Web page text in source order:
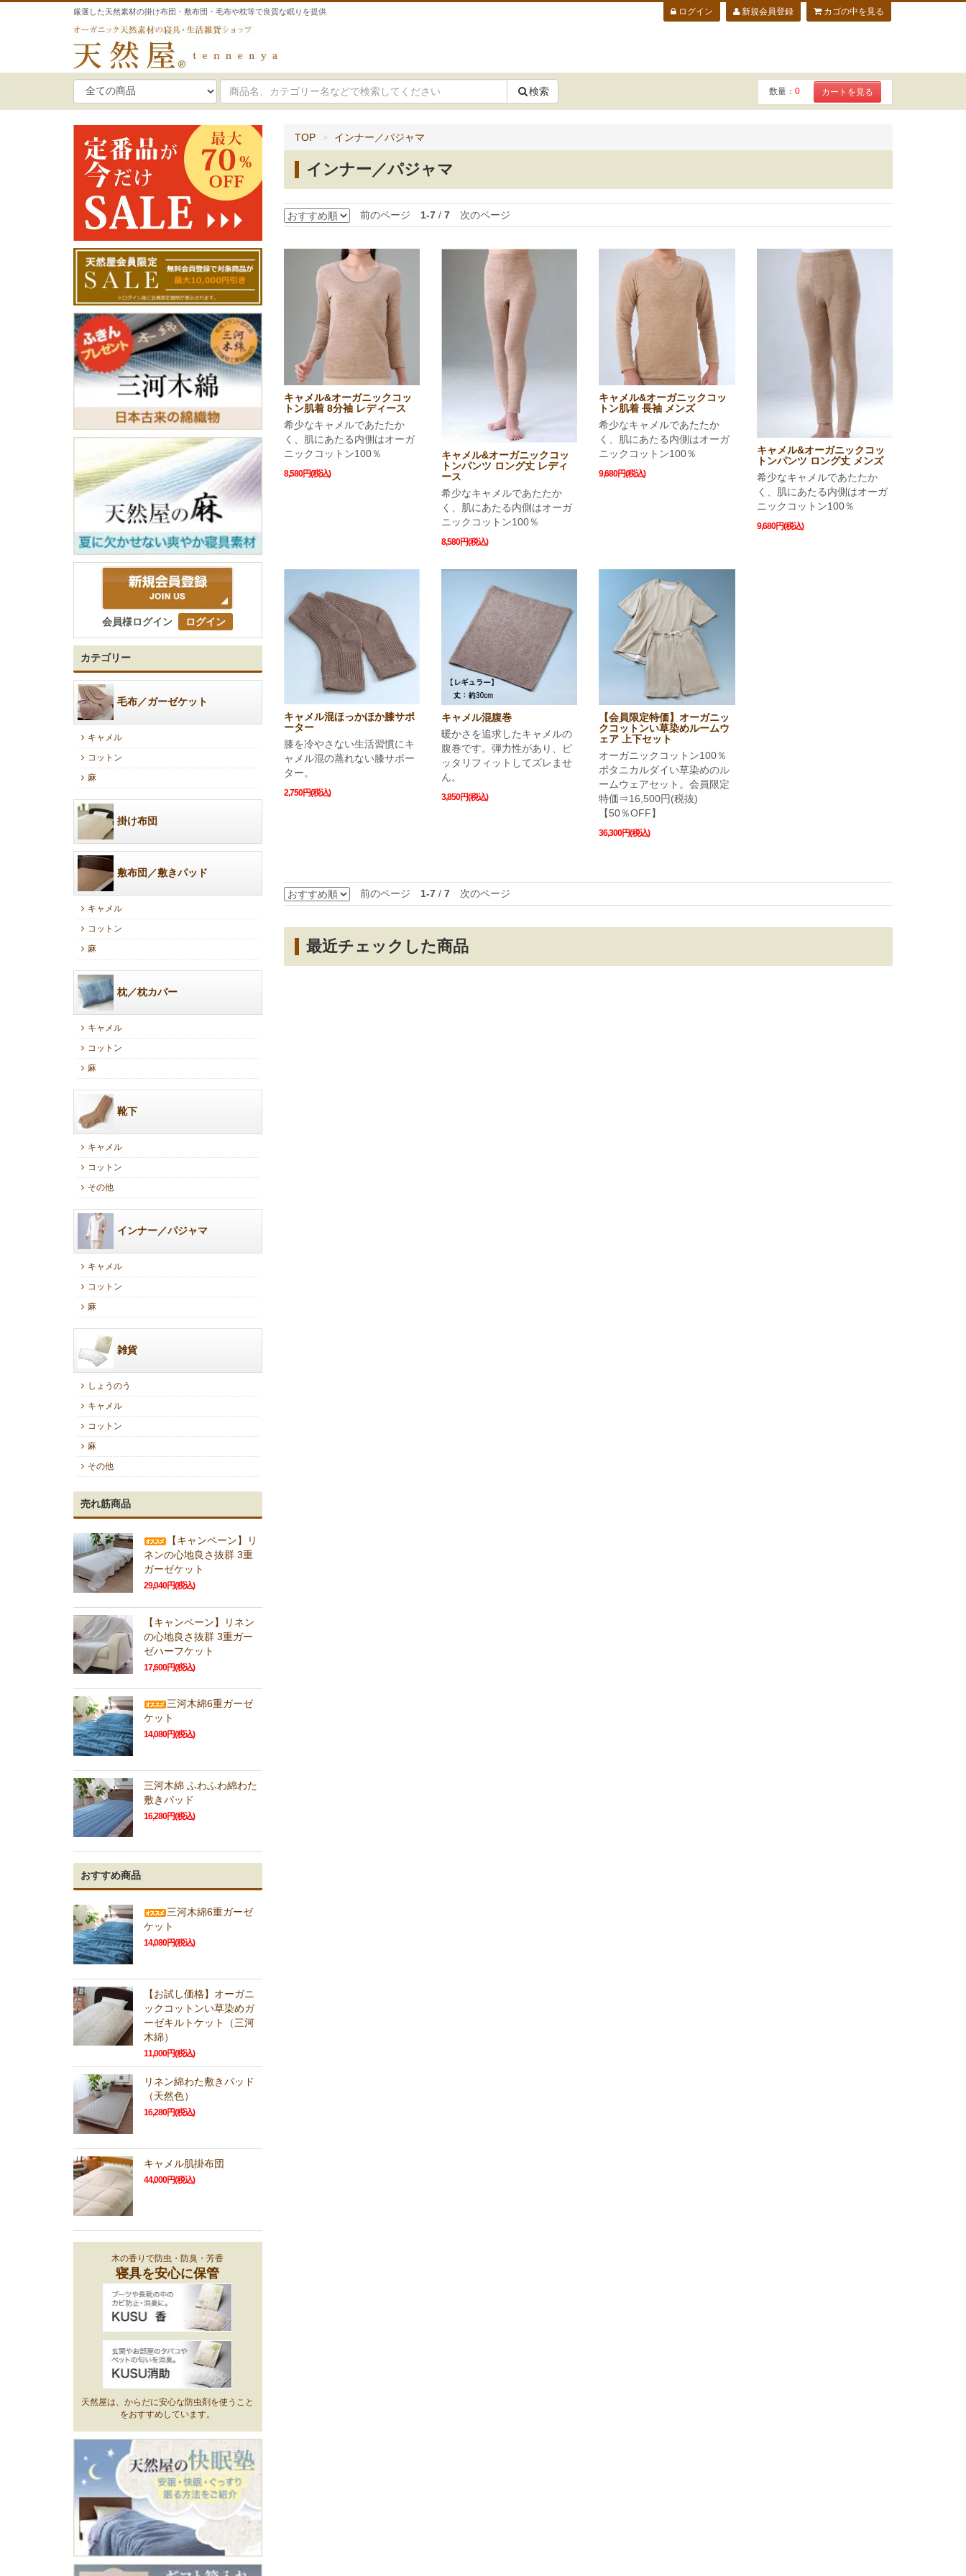
厳選した天然素材の掛け布団・敷布団・毛布や枕等で良質な眠りを提供 ログイン 新規会員登録 カゴの中を見る
検索 数量： 0 カートを見る
TOP インナー／パジャマ
インナー／パジャマ
前のページ 1-7 / 7 次のページ
キャメル&オーガニックコッ
トン肌着 8分袖 レディース
希少なキャメルであたたか
く、肌にあたる内側はオーガ
ニックコットン100％
8,580円(税込)
キャメル&オーガニックコッ
トンパンツ ロング丈 レディ
ース
希少なキャメルであたたか
く、肌にあたる内側はオーガ
ニックコットン100％
8,580円(税込)
キャメル&オーガニックコッ
トン肌着 長袖 メンズ
希少なキャメルであたたか
く、肌にあたる内側はオーガ
ニックコットン100％
9,680円(税込)
キャメル&オーガニックコッ
トンパンツ ロング丈 メンズ
希少なキャメルであたたか
く、肌にあたる内側はオーガ
ニックコットン100％
9,680円(税込)
キャメル混ほっかほか膝サポ
ーター
膝を冷やさない生活習慣にキ
ャメル混の蒸れない膝サポー
ター。
2,750円(税込)
キャメル混腹巻
暖かさを追求したキャメルの
腹巻です。弾力性があり、ピ
ッタリフィットしてズレませ
ん。
3,850円(税込)
【会員限定特価】オーガニッ
クコットンい草染めルームウ
ェア 上下セット
オーガニックコットン100％
ボタニカルダイい草染めのル
ームウェアセット。会員限定
特価⇒16,500円(税抜)
【50％OFF】
36,300円(税込)
前のページ 1-7 / 7 次のページ
最近チェックした商品
会員様ログイン ログイン
カテゴリー
毛布／ガーゼケット
キャメル
コットン
麻
掛け布団
敷布団／敷きパッド
キャメル
コットン
麻
枕／枕カバー
キャメル
コットン
麻
靴下
キャメル
コットン
その他
インナー／パジャマ
キャメル
コットン
麻
雑貨
しょうのう
キャメル
コットン
麻
その他
売れ筋商品
【キャンペーン】リ
ネンの心地良さ抜群 3重
ガーゼケット
29,040円(税込)
【キャンペーン】リネン
の心地良さ抜群 3重ガー
ゼハーフケット
17,600円(税込)
三河木綿6重ガーゼ
ケット
14,080円(税込)
三河木綿 ふわふわ綿わた
敷きパッド
16,280円(税込)
おすすめ商品
三河木綿6重ガーゼ
ケット
14,080円(税込)
【お試し価格】オーガニ
ックコットンい草染めガ
ーゼキルトケット（三河
木綿）
11,000円(税込)
リネン綿わた敷きパッド
（天然色）
16,280円(税込)
キャメル肌掛布団
44,000円(税込)
木の香りで防虫・防臭・芳香
寝具を安心に保管
天然屋は、からだに安心な防虫剤を使うこと
をおすすめしています。